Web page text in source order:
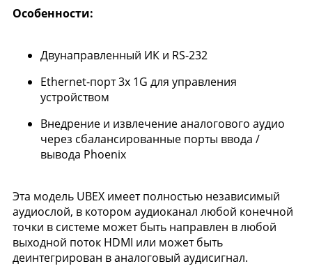
Особенности:
Двунаправленный ИК и RS-232
Ethernet-порт 3x 1G для управления
устройством
Внедрение и извлечение аналогового аудио
через сбалансированные порты ввода /
вывода Phoenix
Эта модель UBEX имеет полностью независимый
аудиослой, в котором аудиоканал любой конечной
точки в системе может быть направлен в любой
выходной поток HDMI или может быть
деинтегрирован в аналоговый аудисигнал.